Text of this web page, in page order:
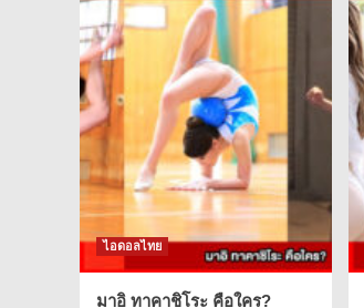
ไอดอลไทย
มาอิ ทาคาชิโระ คือใคร?